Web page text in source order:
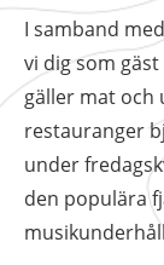
I samband
vi dig som
gäller mat och
restauranger
under
den populära
Nödvändiga
Dessa kakor
går inte att